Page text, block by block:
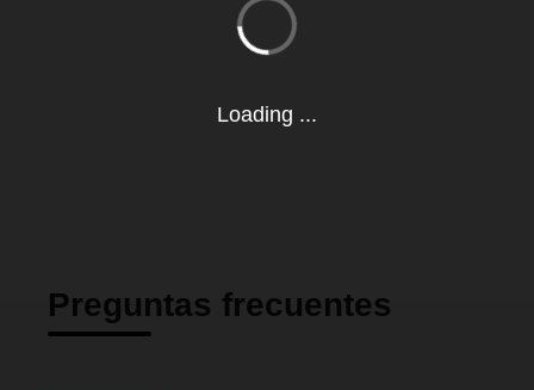
Preguntas frecuentes
Loading ...